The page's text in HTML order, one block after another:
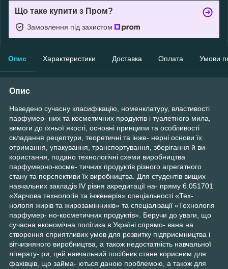
Що таке купити з Пром?
Замовлення під захистом
Опис Характеристики Доставка Оплата Умови
Опис
Наведено сучасну класифікацію, номенклатуру, властивості
парфумер- них та косметичних продуктів і туалетного мила,
вимоги до їхньої якості, основні принципи та особливості
складання рецептури, теоретичні та інже- нерні основи їх
отримання, упакування, транспортування, зберігання й ви-
користання, подано технологічні схеми виробництва
парфумерно-косме- тичних продуктів різного агрегатного
стану та перспективи їх виробництва. Для студентів вищих
навчальних закладів IV рівня акредитації на- пряму 6.051701
«Харчова технологія та інженерія» спеціальності «Тех-
нологія жирів та жирозамінників» та спеціалізації «Технологія
парфумер- но-косметичних продуктів». Беручи до уваги, що
сучасна економічна політика в Україні спрямо- вана на
створення сприятливих умов для розвитку підприємництва і
вітчизняного виробництва, а також недостатність навчальної
літерату- ри, цей навчальний посібник стане корисним для
фахівців, що займа- ються даною проблемою, а також для